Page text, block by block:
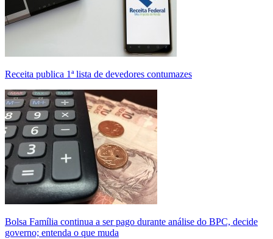
Receita publica 1ª lista de devedores contumazes
Bolsa Família continua a ser pago durante análise do BPC, decide
governo; entenda o que muda